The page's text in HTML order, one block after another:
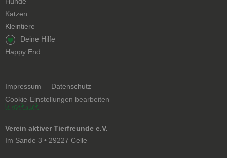
Katzen
Kleintiere
Navigation
überspringen
Deine Hilfe
Happy End
Navigation
überspringen
Impressum
Datenschutz
Cookie-Einstellungen bearbeiten
Kontakt
Verein aktiver Tierfreunde e.V.
Im Sande 3 • 29227 Celle